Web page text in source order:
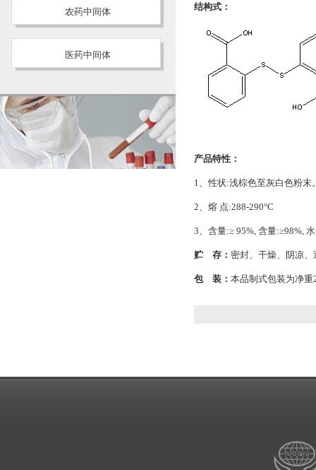
农药中间体
医药中间体
结构式：
产品特性：
1、性状:浅棕色至灰白色粉末
2、熔 点:288-290°C
3、含量:≥ 95%, 含量:≥98%,
贮 存： 密封、干燥、阴凉、
包 装： 本品制式包装为净